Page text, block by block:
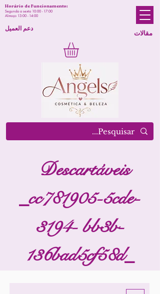
مقالات
Horário de Funcionamento:
Segunda a sexta 10:00 - 17:00
Almoço 13:00 - 14:00
دعم العميل
Descartáveis
_cc781905-5cde-
3194- bb3b-
136bad5cf58d_